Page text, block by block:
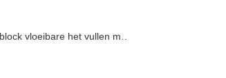
vloeibare het vullen machine